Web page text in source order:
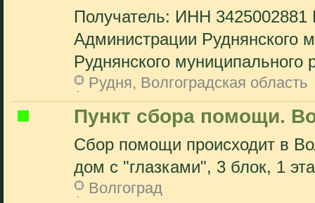
Получатель: ИНН
Администрации Руднянского
Руднянского муниципального
Рудня, Волгоградская область
Пункт сбора помощи.
Сбор помощи происходит в
дом с "глазками", 3 блок, 1
Волгоград